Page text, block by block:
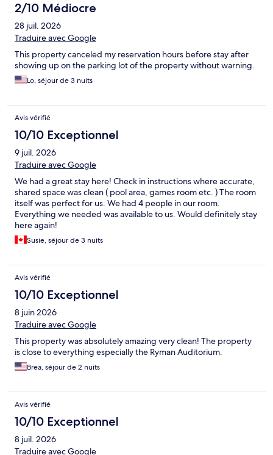
2/10 Médiocre
28 juil. 2026
Traduire avec Google
This property canceled my reservation hours before stay after
showing up on the parking lot of the property without warning.
Lo, séjour de 3 nuits
Avis vérifié
10/10 Exceptionnel
9 juil. 2026
Traduire avec Google
We had a great stay here! Check in instructions where accurate,
shared space was clean ( pool area, games room etc. ) The room
itself was perfect for us. We had 4 people in our room.
Everything we needed was available to us. Would definitely stay
here again!
Susie, séjour de 3 nuits
Avis vérifié
10/10 Exceptionnel
8 juin 2026
Traduire avec Google
This property was absolutely amazing very clean! The property
is close to everything especially the Ryman Auditorium.
Brea, séjour de 2 nuits
Avis vérifié
10/10 Exceptionnel
8 juil. 2026
Traduire avec Google